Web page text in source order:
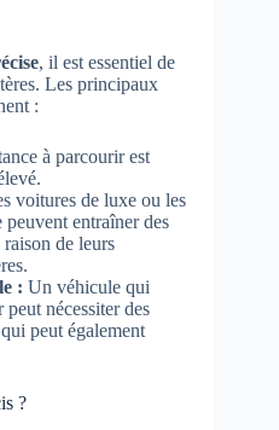
, il est essentiel de
Les principaux
:
à parcourir est
voitures de luxe ou les
entraîner des
de leurs
: Un véhicule qui
peut nécessiter des
peut également
?